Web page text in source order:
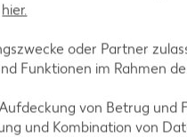
Alle Zutaten und
Nachlesen.
Zum Rezept
hier.
oder Partner
Funktionen im Rahmen
von Betrug und
und Kombination von